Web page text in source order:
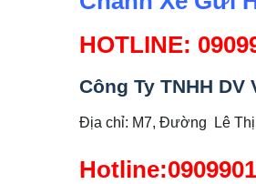
HOTLINE:
Công Ty TNHH DV
Địa chỉ: M7, Đường Lê Thị